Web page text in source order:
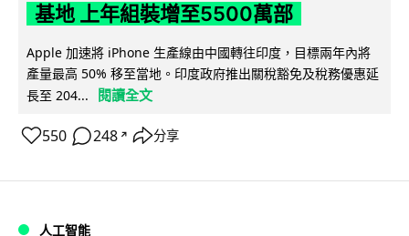
基地 上年組裝增至5500萬部
Apple 加速將 iPhone 生產線由中國轉往印度，目標兩年內將
產量最高 50% 移至當地。印度政府推出關稅豁免及稅務優惠延
長至 204...
閱讀全文
550 248 ↗ 分享
人工智能